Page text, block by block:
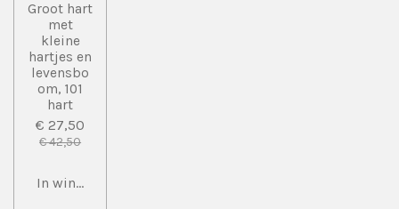
Groot hart
met
kleine
hartjes en
levensbo
om, 101
hart
€ 27,50
€ 42,50
In winkelwagen